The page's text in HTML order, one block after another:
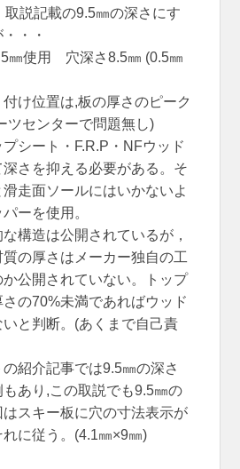
取説記載の9.5㎜の深さにす
・・
㎜使用 穴深さ8.5㎜ (0.5㎜
け位置は,板の厚さのピーク
ツセンターで問題無し)
シート・F.R.P・NFウッド
さを抑える必要がある。そ
走面ソールにはいかないよ
ーを使用。
構造は公開されているが，
の厚さはメーカー独自の工
公開されていない。トップ
の70%未満であればウッド
と判断。(あくまで自己責
紹介記事では9.5㎜の深さ
もあり,この取説でも9.5㎜の
スキー板に穴の寸法表示が
に従う。(4.1㎜×9㎜)